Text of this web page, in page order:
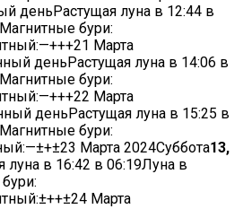
деньРастущая луна в 12:44 в
бури:
—+++21 Марта
деньРастущая луна в 14:06 в
бури:
—+++22 Марта
деньРастущая луна в 15:25 в
бури:
—±+±23 Марта 2024Суббота13,
луна в 16:42 в 06:19Луна в
±++±24 Марта